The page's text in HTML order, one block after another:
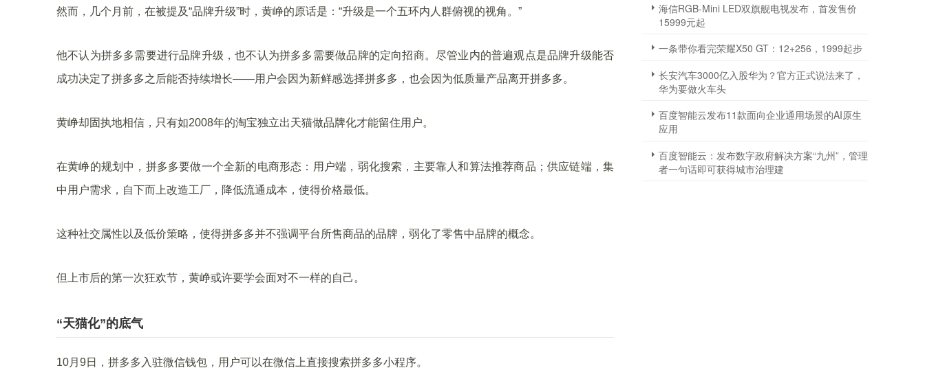
然而，几个月前，在被提及“品牌升级”时，黄峥的原话是：“升级是一个五环内人群俯视的视角。”
他不认为拼多多需要进行品牌升级，也不认为拼多多需要做品牌的定向招商。尽管业内的普遍观点是品牌升级能否
成功决定了拼多多之后能否持续增长——用户会因为新鲜感选择拼多多，也会因为低质量产品离开拼多多。
黄峥却固执地相信，只有如2008年的淘宝独立出天猫做品牌化才能留住用户。
在黄峥的规划中，拼多多要做一个全新的电商形态：用户端，弱化搜索，主要靠人和算法推荐商品；供应链端，集
中用户需求，自下而上改造工厂，降低流通成本，使得价格最低。
这种社交属性以及低价策略，使得拼多多并不强调平台所售商品的品牌，弱化了零售中品牌的概念。
但上市后的第一次狂欢节，黄峥或许要学会面对不一样的自己。
“天猫化”的底气
10月9日，拼多多入驻微信钱包，用户可以在微信上直接搜索拼多多小程序。
海信RGB-Mini LED双旗舰电视发布，首发售价
15999元起
一条带你看完荣耀X50 GT：12+256，1999起步
长安汽车3000亿入股华为？官方正式说法来了，
华为要做火车头
百度智能云发布11款面向企业通用场景的AI原生
应用
百度智能云：发布数字政府解决方案“九州”，管理
者一句话即可获得城市治理建